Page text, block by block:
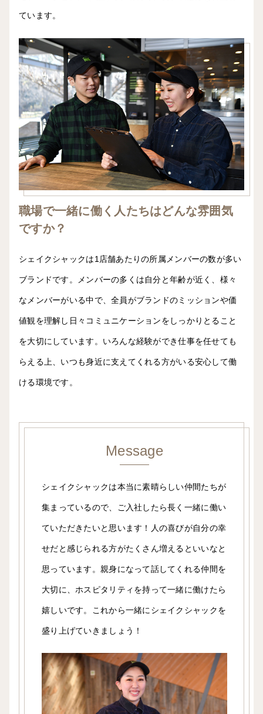
ています。
職場で一緒に働く人たちはどんな雰囲気
ですか？
シェイクシャックは1店舗あたりの所属メンバーの数が多い
ブランドです。メンバーの多くは自分と年齢が近く、様々
なメンバーがいる中で、全員がブランドのミッションや価
値観を理解し日々コミュニケーションをしっかりとること
を大切にしています。いろんな経験ができ仕事を任せても
らえる上、いつも身近に支えてくれる方がいる安心して働
ける環境です。
Message
シェイクシャックは本当に素晴らしい仲間たちが
集まっているので、ご入社したら長く一緒に働い
ていただきたいと思います！人の喜びが自分の幸
せだと感じられる方がたくさん増えるといいなと
思っています。親身になって話してくれる仲間を
大切に、ホスピタリティを持って一緒に働けたら
嬉しいです。これから一緒にシェイクシャックを
盛り上げていきましょう！